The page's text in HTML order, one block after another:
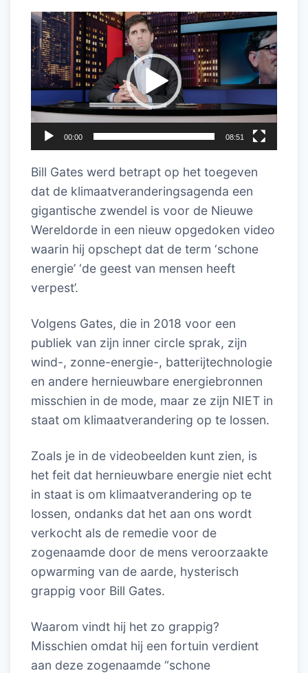
Videospeler
00:00 08:51
Bill Gates werd betrapt op het toegeven
dat de klimaatveranderingsagenda een
gigantische zwendel is voor de Nieuwe
Wereldorde in een nieuw opgedoken video
waarin hij opschept dat de term ‘schone
energie’ ‘de geest van mensen heeft
verpest’.
Volgens Gates, die in 2018 voor een
publiek van zijn inner circle sprak, zijn
wind-, zonne-energie-, batterijtechnologie
en andere hernieuwbare energiebronnen
misschien in de mode, maar ze zijn NIET in
staat om klimaatverandering op te lossen.
Zoals je in de videobeelden kunt zien, is
het feit dat hernieuwbare energie niet echt
in staat is om klimaatverandering op te
lossen, ondanks dat het aan ons wordt
verkocht als de remedie voor de
zogenaamde door de mens veroorzaakte
opwarming van de aarde, hysterisch
grappig voor Bill Gates.
Waarom vindt hij het zo grappig?
Misschien omdat hij een fortuin verdient
aan deze zogenaamde “schone